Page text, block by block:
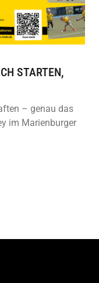
STARTEN,
– genau das
im Marienburger